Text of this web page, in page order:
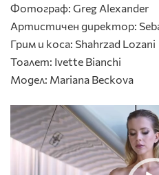
Фотограф: Greg Alexander
Артистичен директор:
Грим и коса: Shahrzad Lozani
Тоалет: Ivette Bianchi
Модел: Mariana Beckova
Видео